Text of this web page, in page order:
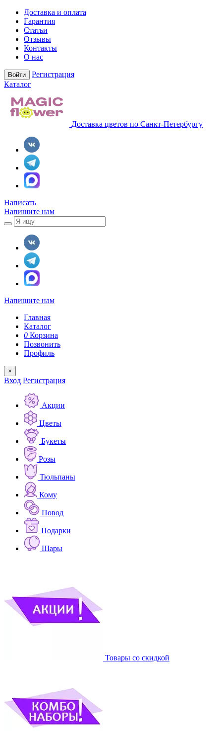
Доставка и оплата
Гарантия
Статьи
Отзывы
Контакты
О нас
Войти
Регистрация
Каталог
Доставка цветов по Санкт-Петербургу
Написать
Напишите нам
Напишите нам
Главная
Каталог
0 Корзина
Позвонить
Профиль
×
Вход Регистрация
Акции
Цветы
Букеты
Розы
Тюльпаны
Кому
Повод
Подарки
Шары
Товары со скидкой